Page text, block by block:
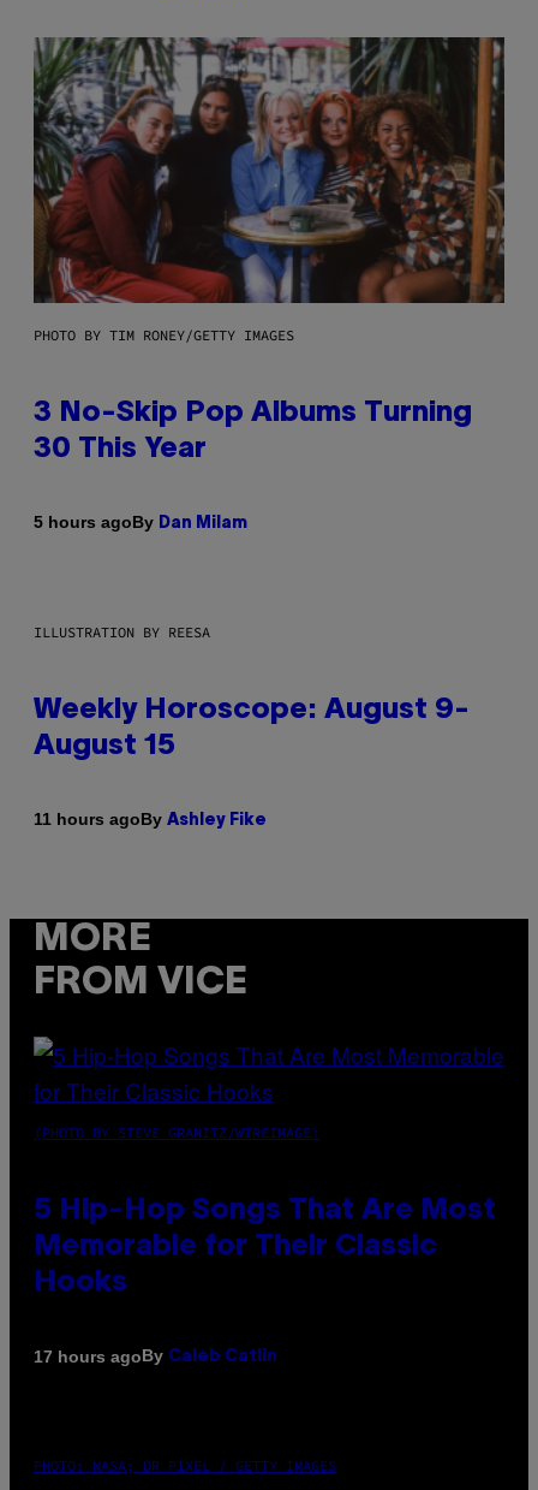
PHOTO BY TIM RONEY/GETTY IMAGES
3 No-Skip Pop Albums Turning
30 This Year
5 hours agoBy Dan Milam
ILLUSTRATION BY REESA
Weekly Horoscope: August 9-
August 15
11 hours agoBy Ashley Fike
MORE
FROM VICE
(PHOTO BY STEVE GRANITZ/WIREIMAGE)
5 Hip-Hop Songs That Are Most
Memorable for Their Classic
Hooks
17 hours agoBy Caleb Catlin
PHOTO: NASA; DR PIXEL / GETTY IMAGES